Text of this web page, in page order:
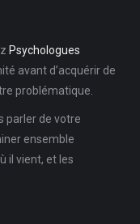
Psychologues
avant d’acquérir de
problématique.
parler de votre
ensemble
il vient, et les